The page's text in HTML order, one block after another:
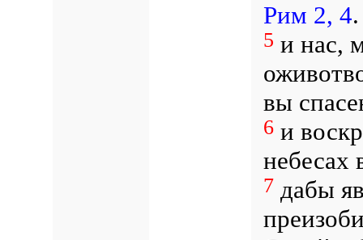
Рим 2, 4.
5 и нас,
вы
6и
небесах
7дабы